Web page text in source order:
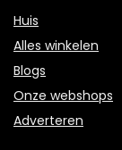
Huis
Alles winkelen
Blogs
Onze webshops
Adverteren